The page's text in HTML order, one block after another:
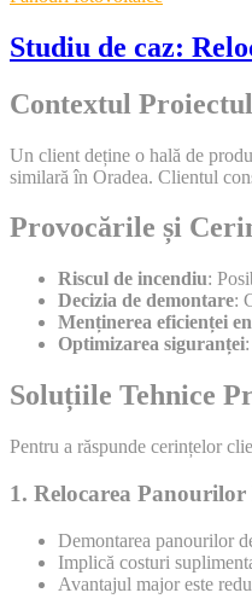
Studiu de caz:
Contextul
Un client deține o hală de
similară în Oradea. Clientul
Provocările și
Riscul de incendiu:
Decizia de demontare:
Menținerea eficienței
Optimizarea siguranței
Soluțiile Tehnice
Pentru a răspunde cerințelor
1. Relocarea Panourilor
Demontarea panourilor
Implică costuri
Avantajul major este